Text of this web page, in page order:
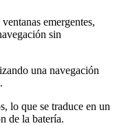
emergentes,
sin
una navegación
lo que se traduce en un
de la batería.